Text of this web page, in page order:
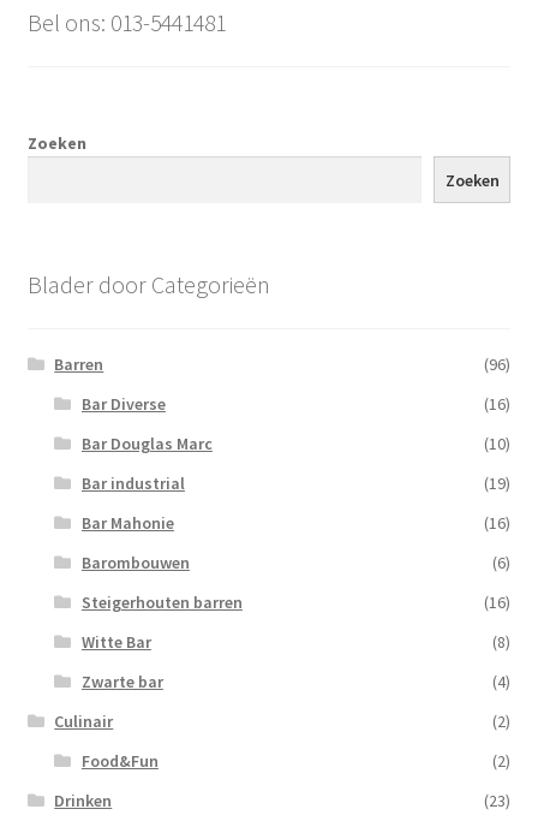
Bel ons: 013-5441481
Zoeken
Zoeken
Blader door Categorieën
Barren
(96)
Bar Diverse
(16)
Bar Douglas Marc
(10)
Bar industrial
(19)
Bar Mahonie
(16)
Barombouwen
(6)
Steigerhouten barren
(16)
Witte Bar
(8)
Zwarte bar
(4)
Culinair
(2)
Food&Fun
(2)
Drinken
(23)